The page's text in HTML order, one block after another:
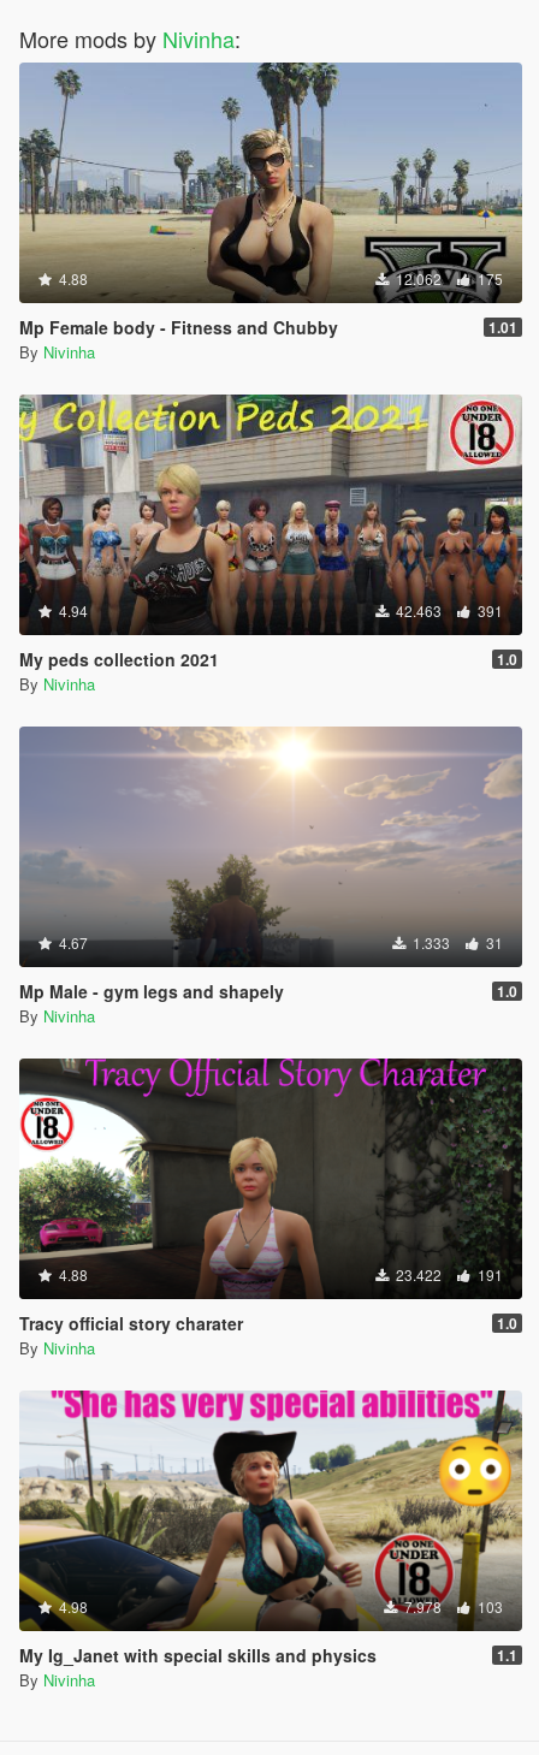
More mods by Nivinha:
4.88 12.062 175
Mp Female body - Fitness and Chubby 1.01
By Nivinha
4.94 42.463 391
My peds collection 2021 1.0
By Nivinha
4.67 1.333 31
Mp Male - gym legs and shapely 1.0
By Nivinha
4.88 23.422 191
Tracy official story charater 1.0
By Nivinha
4.98 7.978 103
My Ig_Janet with special skills and physics 1.1
By Nivinha